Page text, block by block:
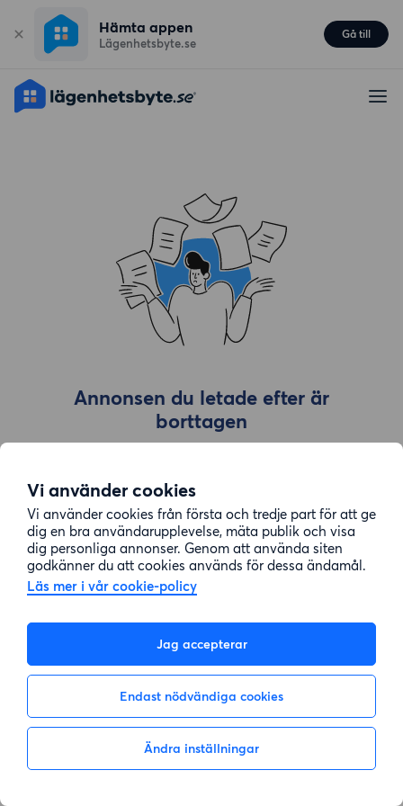
Vi använder cookies
Vi använder cookies från första och tredje part för att ge
dig en bra användarupplevelse, mäta publik och visa
dig personliga annonser. Genom att använda siten
godkänner du att cookies används för dessa ändamål.
Läs mer i vår cookie-policy
Jag accepterar
Endast nödvändiga cookies
Ändra inställningar
Hämta appen
Lägenhetsbyte.se
Gå till
Annonsen du letade efter är
borttagen
Gå till sök